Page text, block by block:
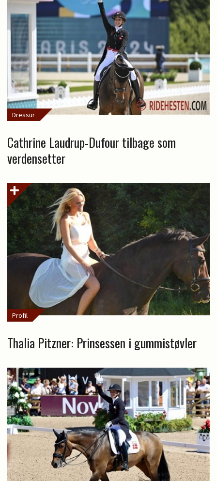
Dressur
Cathrine Laudrup-Dufour tilbage som
verdensetter
Profil
Thalia Pitzner: Prinsessen i gummistøvler